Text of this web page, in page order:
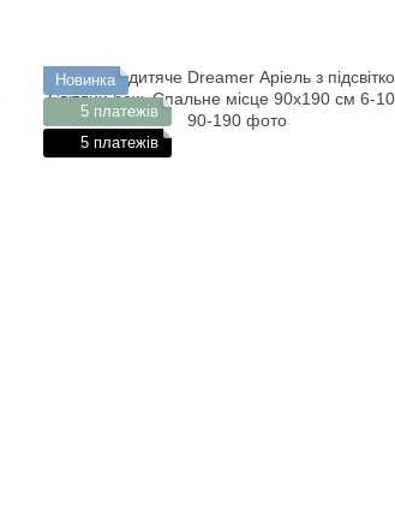
Новинка
5 платежів
5 платежів